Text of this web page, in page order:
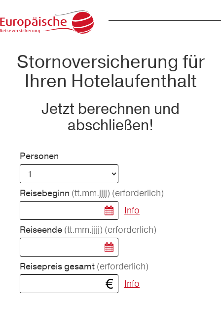
Stornoversicherung für
Ihren Hotelaufenthalt
Jetzt berechnen und
abschließen!
Personen
Reisebeginn (tt.mm.jjjj) (erforderlich)
Info
Reiseende (tt.mm.jjjj) (erforderlich)
Reisepreis gesamt (erforderlich)
Info